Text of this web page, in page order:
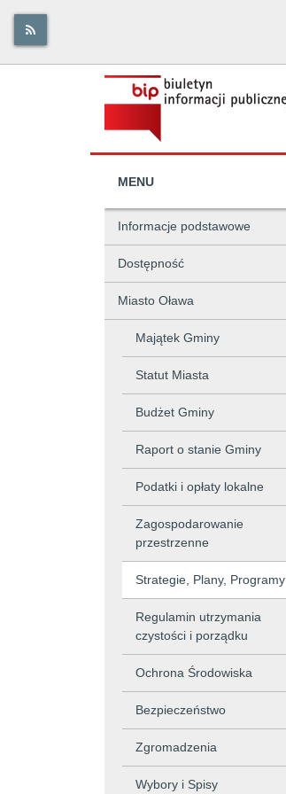
MENU
Informacje podstawowe
Dostępność
Miasto Oława
Majątek Gminy
Statut Miasta
Budżet Gminy
Raport o stanie Gminy
Podatki i opłaty lokalne
Zagospodarowanie
przestrzenne
Strategie, Plany, Programy
Regulamin utrzymania
czystości i porządku
Ochrona Środowiska
Bezpieczeństwo
Zgromadzenia
Wybory i Spisy